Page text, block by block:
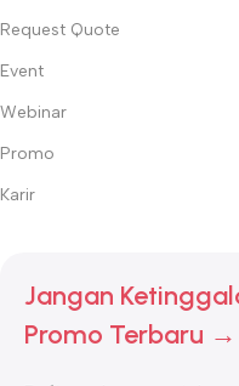
Request Quote
Event
Webinar
Promo
Karir
Jangan
Promo Terbaru →